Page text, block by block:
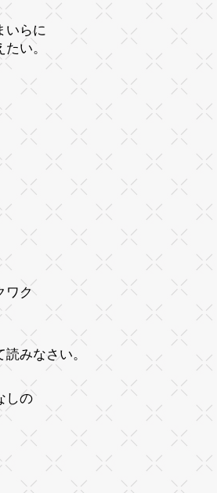
いらに
たい。
ワク
みなさい。
しの